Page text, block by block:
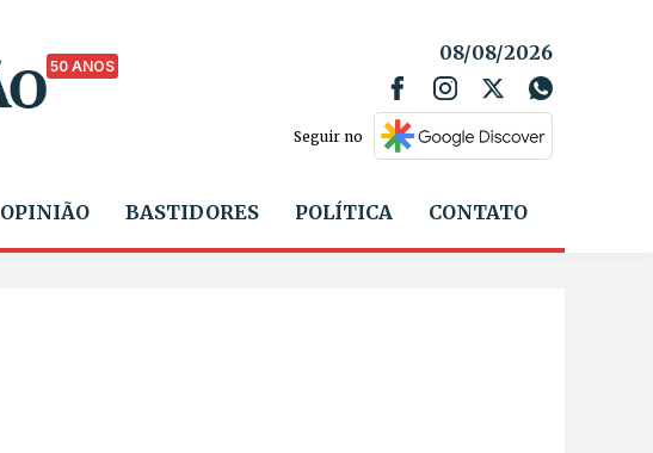
50 ANOS
08/08/2026
Seguir no
OPINIÃO BASTIDORES POLÍTICA CONTATO